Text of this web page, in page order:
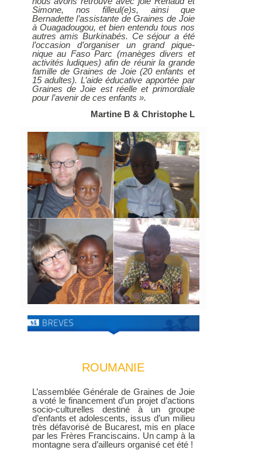
Simone, nos filleul(e)s, ainsi que
Bernadette l’assistante de Graines de Joie
à Ouagadougou, et bien entendu tous nos
autres amis Burkinabés. Ce séjour a été
l’occasion d’organiser un grand pique-
nique au Faso Parc (manèges divers et
activités ludiques) afin de réunir la grande
famille de Graines de Joie (20 enfants et
15 adultes). L’aide éducative apportée par
Graines de Joie est réelle et primordiale
pour l’avenir de ces enfants ».
Martine B & Christophe L
ROUMANIE
L’assemblée Générale de Graines de Joie
a voté le financement d’un projet d’actions
socio-culturelles destiné à un groupe
d’enfants et adolescents, issus d’un milieu
très défavorisé de Bucarest, mis en place
par les Frères Franciscains. Un camp à la
montagne sera d’ailleurs organisé cet été !